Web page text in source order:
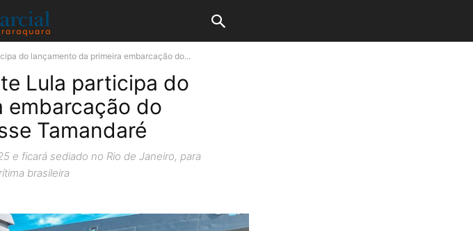
do lançamento da primeira embarcação do...
Lula participa do
embarcação do
Tamandaré
e ficará sediado no Rio de Janeiro, para
brasileira